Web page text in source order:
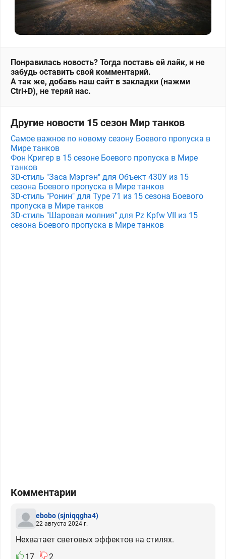
Понравилась новость? Тогда поставь ей лайк, и не
забудь оставить свой комментарий.
А так же, добавь наш сайт в закладки (нажми
Ctrl+D), не теряй нас.
Другие новости 15 сезон Мир танков
Самое важное по новому сезону Боевого пропуска в
Мире танков
Фон Кригер в 15 сезоне Боевого пропуска в Мире
танков
3D-стиль "Заса Мэргэн" для Объект 430У из 15
сезона Боевого пропуска в Мире танков
3D-стиль "Ронин" для Type 71 из 15 сезона Боевого
пропуска в Мире танков
3D-стиль "Шаровая молния" для Pz Kpfw VII из 15
сезона Боевого пропуска в Мире танков
Комментарии
ebobo(sjniqqgha4)
22 августа 2024 г.
Нехватает световых эффектов на стилях.
17
2